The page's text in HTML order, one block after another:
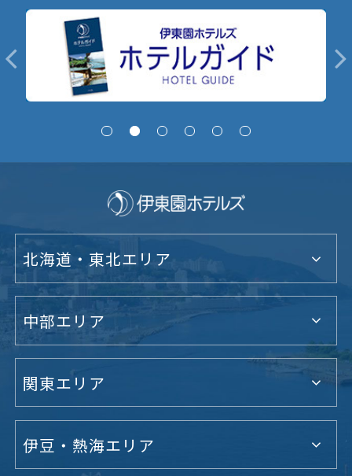
北海道・東北エリア
中部エリア
関東エリア
伊豆・熱海エリア